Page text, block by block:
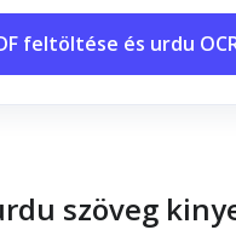
feltöltése és urdu
szöveg